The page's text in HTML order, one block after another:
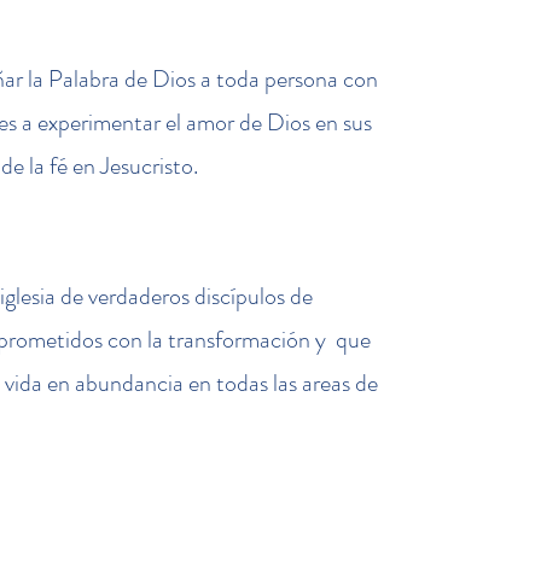
la Palabra de Dios a toda persona con
a experimentar el amor de Dios en sus
la fé en Jesucristo.
de verdaderos discípulos de
con la transformación y que
en abundancia en todas las areas de